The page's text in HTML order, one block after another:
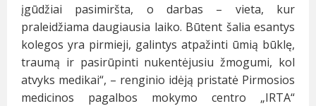
įgūdžiai pasimiršta, o darbas – vieta, kur
praleidžiama daugiausia laiko. Būtent šalia esantys
kolegos yra pirmieji, galintys atpažinti ūmią būklę,
traumą ir pasirūpinti nukentėjusiu žmogumi, kol
atvyks medikai“, – renginio idėją pristatė Pirmosios
medicinos pagalbos mokymo centro „IRTA“